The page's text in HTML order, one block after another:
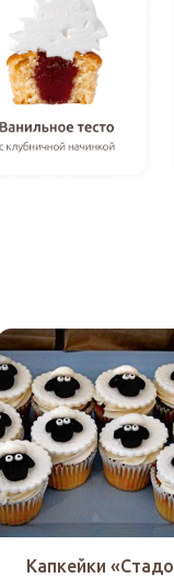
Капкейки «Стадо